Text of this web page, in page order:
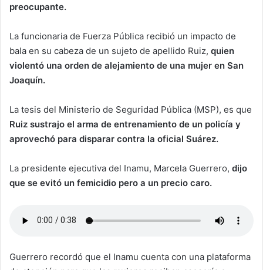
preocupante.
La funcionaria de Fuerza Pública recibió un impacto de
bala en su cabeza de un sujeto de apellido Ruiz, quien
violentó una orden de alejamiento de una mujer en San
Joaquín.
La tesis del Ministerio de Seguridad Pública (MSP), es que
Ruiz sustrajo el arma de entrenamiento de un policía y
aprovechó para disparar contra la oficial Suárez.
La presidente ejecutiva del Inamu, Marcela Guerrero, dijo
que se evitó un femicidio pero a un precio caro.
Guerrero recordó que el Inamu cuenta con una plataforma